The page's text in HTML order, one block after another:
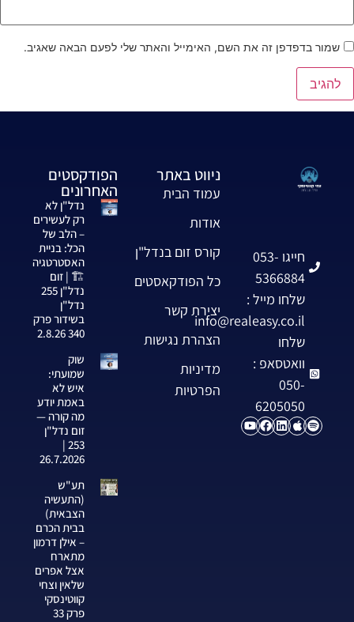
שמור בדפדפן זה את השם, האימייל והאתר שלי לפעם הבאה שאגיב.
חייגו 053-
5366884
שלחו מייל :
info@realeasy.co.il
שלחו
וואטסאפ :
050-
6205050
ניווט באתר
עמוד הבית
אודות
קורס זום בנדל"ן
כל הפודקאסטים
יצירת קשר
הצהרת נגישות
מדיניות
הפרטיות
הפודקסטים
האחרונים
נדל"ן לא
רק לעשירים
– הלב של
הכל: בניית
האסטרטגיה
🏗️ | זום
נדל"ן 255
נדל"ן
בשידור פרק
340 2.8.26
שוק
שמועתי:
איש לא
באמת יודע
מה קורה —
זום נדל"ן
253 |
26.7.2026
תע"ש
(התעשיה
הצבאית)
בבית הכרם
– אילן דרמון
מתארח
אצל אפרים
שלאין וצחי
קווטינסקי
פרק 33